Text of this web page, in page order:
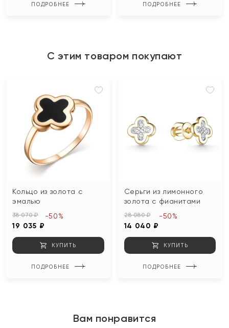
ПОДРОБНЕЕ ПОДРОБНЕЕ
С этим товаром покупают
Кольцо из золота с
эмалью
38 070 ₽
19 035 ₽
-50%
КУПИТЬ
ПОДРОБНЕЕ
Серьги из лимонного
золота с фианитами
28 080 ₽
14 040 ₽
-50%
КУПИТЬ
ПОДРОБНЕЕ
Вам понравится